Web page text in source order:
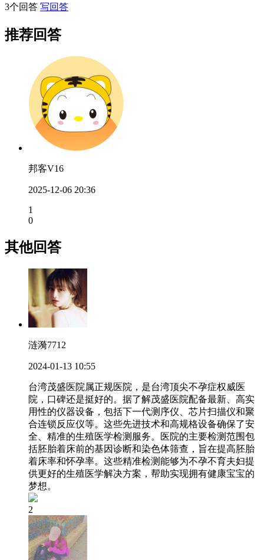
3个回答 写回答
推荐回答
邦客V16
2025-12-06 20:36
1
0
其他回答
涟漪7712
2024-01-13 10:55
台湾茂盛医院属正规医院，是台湾顶尖不孕症权威医
院，口碑还是挺好的。据了解茂盛医院配备最新、高实
用性的仪器设备，包括下一代测序仪、芯片扫描仪和聚
合连锁反应仪等。这些先进技术和高规格设备确保了安
全、精准的生殖医学检测服务。医院的主要检测范围包
括胚胎着床前的基因诊断和染色体筛查，旨在提高胚胎
着床率和怀孕率。这些精准检测能够为不孕不育夫妇提
供更好的生殖医学解决方案，帮助实现拥有健康宝宝的
梦想。
2